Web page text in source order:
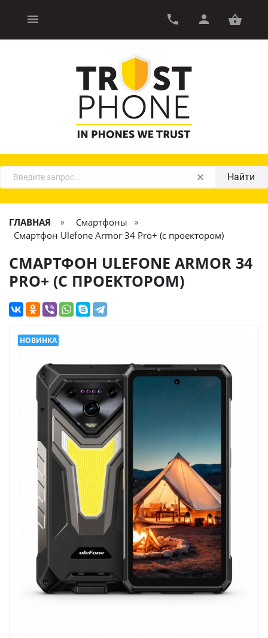
Найти
ГЛАВНАЯ
Смартфоны
Смартфон Ulefone Armor 34 Pro+ (с проектором)
СМАРТФОН ULEFONE ARMOR 34
PRO+ (С ПРОЕКТОРОМ)